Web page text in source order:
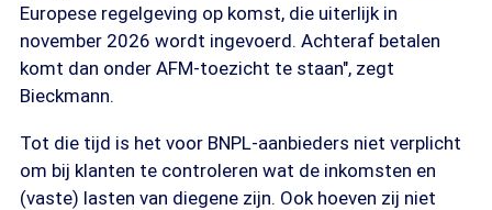
Europese regelgeving op komst, die uiterlijk in
november 2026 wordt ingevoerd. Achteraf betalen
komt dan onder AFM-toezicht te staan", zegt
Bieckmann.
Tot die tijd is het voor BNPL-aanbieders niet verplicht
om bij klanten te controleren wat de inkomsten en
(vaste) lasten van diegene zijn. Ook hoeven zij niet